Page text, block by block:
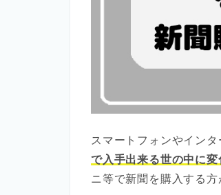
スマートフォンやインタ
で入手出来る世の中に変
ニ等で新聞を購入する方